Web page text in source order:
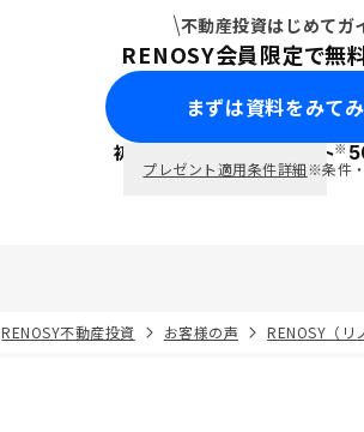
不動産投資はじめてガ
RENOSY会員限定で無
まずは資料をみて
初回面談で ポイント※
プレゼント適用条件詳細※条件
RENOSY不動産投資 お客様の声 RENOSY（リ